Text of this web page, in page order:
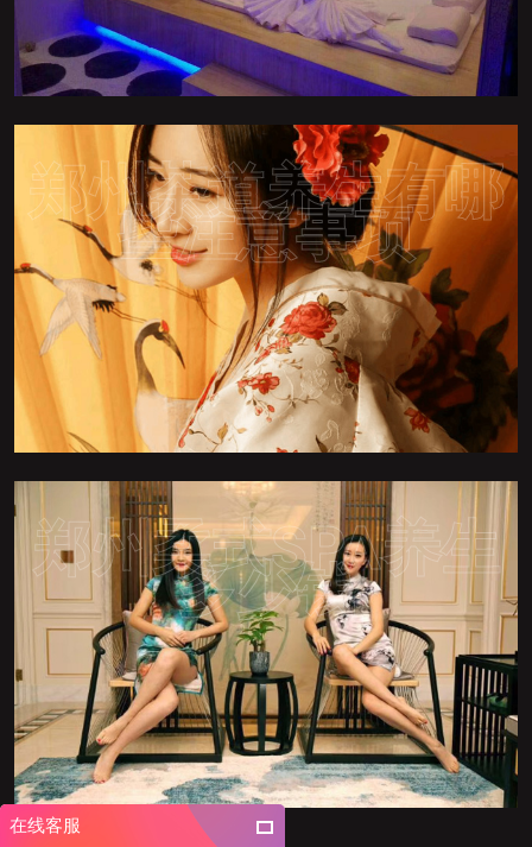
在线客服
郑州茶道养生有哪
些注意事项
郑州柔式SPA养生
多少钱